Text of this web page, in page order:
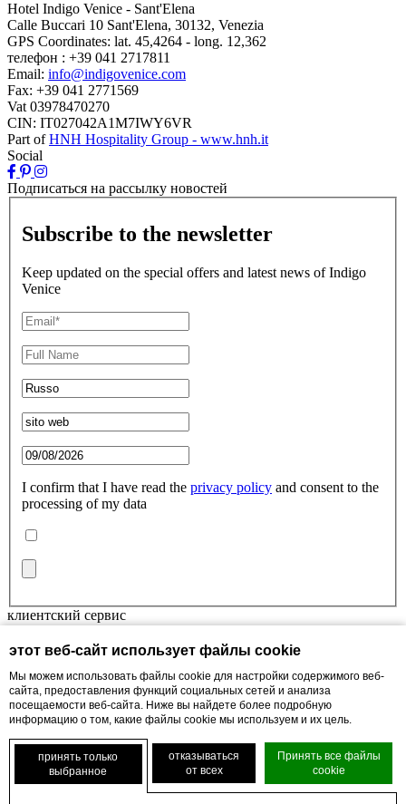
этот веб-сайт использует файлы cookie
Мы можем использовать файлы cookie для настройки содержимого веб-
сайта, предоставления функций социальных сетей и анализа
посещаемости веб-сайта. Ниже вы найдете более подробную
информацию о том, какие файлы cookie мы используем и их цель.
принять только
выбранное
отказываться
от всех
Принять все файлы
cookie
Hotel Indigo Venice - Sant'Elena
Calle Buccari 10 Sant'Elena, 30132, Venezia
GPS Coordinates: lat. 45,4264 - long. 12,362
телефон : +39 041 2717811
Email: info@indigovenice.com
Fax: +39 041 2771569
Vat03978470270
CIN: IT027042A1M7IWY6VR
Part of HNH Hospitality Group - www.hnh.it
Social
Подписаться на рассылку новостей
Subscribe to the newsletter
Keep updated on the special offers and latest news of Indigo
Venice
I confirm that I have read the privacy policy and consent to the
processing of my data
клиентский сервис
контактный
Cookie Policy
Site-map